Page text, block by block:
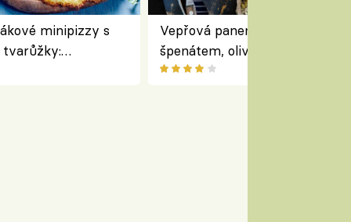
minipizzy s
Vepřová panenka plněná
špenátem, olivami a fetou –
perfektní středomořský recept